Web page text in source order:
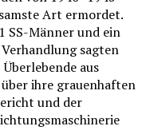
Art ermordet.
SS-Männer und ein
sagten
aus
ihre grauenhaften
und der